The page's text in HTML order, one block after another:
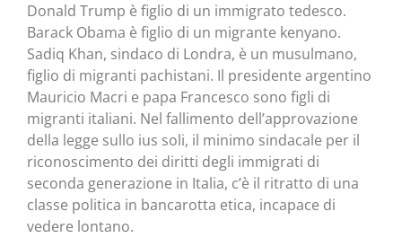
Donald Trump è figlio di un immigrato tedesco.
Barack Obama è figlio di un migrante kenyano.
Sadiq Khan, sindaco di Londra, è un musulmano,
figlio di migranti pachistani. Il presidente argentino
Mauricio Macri e papa Francesco sono figli di
migranti italiani. Nel fallimento dell’approvazione
della legge sullo ius soli, il minimo sindacale per il
riconoscimento dei diritti degli immigrati di
seconda generazione in Italia, c’è il ritratto di una
classe politica in bancarotta etica, incapace di
vedere lontano.